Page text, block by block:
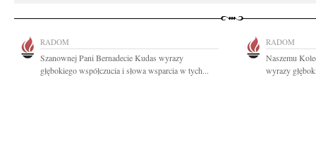
RADOM
Szanownej Pani Bernadecie Kudas wyrazy
głębokiego współczucia i słowa wsparcia w tych...
RADOM
Naszemu
wyrazy